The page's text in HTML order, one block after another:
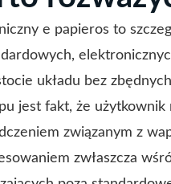
e papieros to
układu bez
jest fakt, że użytkownik
związanym z
zwłaszcza